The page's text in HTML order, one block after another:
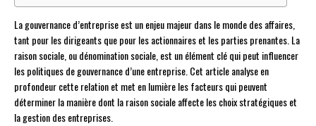
La gouvernance d’entreprise est un enjeu majeur dans le monde des affaires,
tant pour les dirigeants que pour les actionnaires et les parties prenantes. La
raison sociale, ou dénomination sociale, est un élément clé qui peut influencer
les politiques de gouvernance d’une entreprise. Cet article analyse en
profondeur cette relation et met en lumière les facteurs qui peuvent
déterminer la manière dont la raison sociale affecte les choix stratégiques et
la gestion des entreprises.